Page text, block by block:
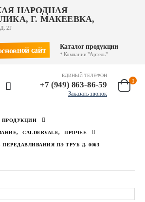
НАРОДНАЯ
Г. МАКЕЕВКА,
2Г
сайт Каталог продукции
* Компании "Артель"
ЕДИНЫЙ ТЕЛЕФОН
+7 (949) 863-86-59
Заказать звонок
ПРОДУКЦИИ
, CALDERVALE, ПРОЧЕЕ
ПЭ ТРУБ Д. 0063